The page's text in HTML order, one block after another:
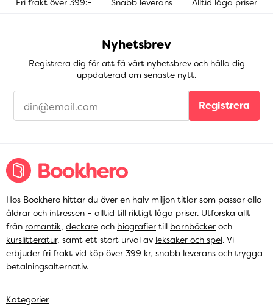
Fri frakt över 399:- Snabb leverans Alltid låga priser
Nyhetsbrev
Registrera dig för att få vårt nyhetsbrev och hålla dig
uppdaterad om senaste nytt.
Registrera
Hos Bookhero hittar du över en halv miljon titlar som passar alla
åldrar och intressen – alltid till riktigt låga priser. Utforska allt
från romantik, deckare och biografier till barnböcker och
kurslitteratur, samt ett stort urval av leksaker och spel. Vi
erbjuder fri frakt vid köp över 399 kr, snabb leverans och trygga
betalningsalternativ.
Kategorier